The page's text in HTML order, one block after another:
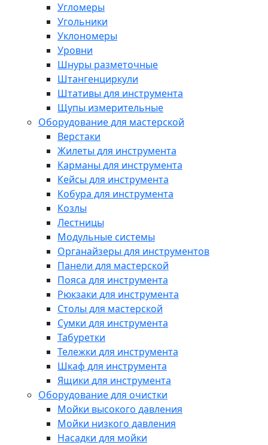
Угломеры
Угольники
Уклономеры
Уровни
Шнуры разметочные
Штангенциркули
Штативы для инструмента
Щупы измерительные
Оборудование для мастерской
Верстаки
Жилеты для инструмента
Карманы для инструмента
Кейсы для инструмента
Кобура для инструмента
Козлы
Лестницы
Модульные системы
Органайзеры для инструментов
Панели для мастерской
Пояса для инструмента
Рюкзаки для инструмента
Столы для мастерской
Сумки для инструмента
Табуретки
Тележки для инструмента
Шкаф для инструмента
Ящики для инструмента
Оборудование для очистки
Мойки высокого давления
Мойки низкого давления
Насадки для мойки